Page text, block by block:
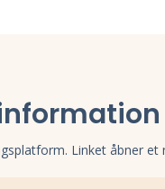
Linket åbner et